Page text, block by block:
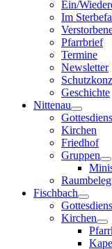
Ein/
Im
Pfarrbrief
Termine
Newsletter
Geschichte
Nittenau
Kirchen
Friedhof
Gruppen
Fischbach
Kirchen